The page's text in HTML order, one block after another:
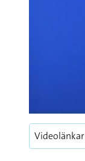
Videolänkar